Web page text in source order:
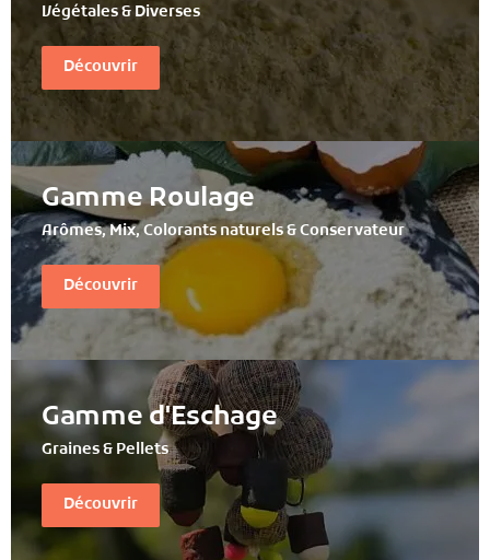
Végétales & Diverses
Découvrir
Gamme Roulage
Arômes, Mix, Colorants naturels & Conservateur
Découvrir
Gamme d'Eschage
Graines & Pellets
Découvrir